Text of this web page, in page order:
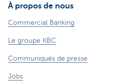
À propos de nous
Commercial Banking
Le groupe KBC
Communiqués de presse
Jobs